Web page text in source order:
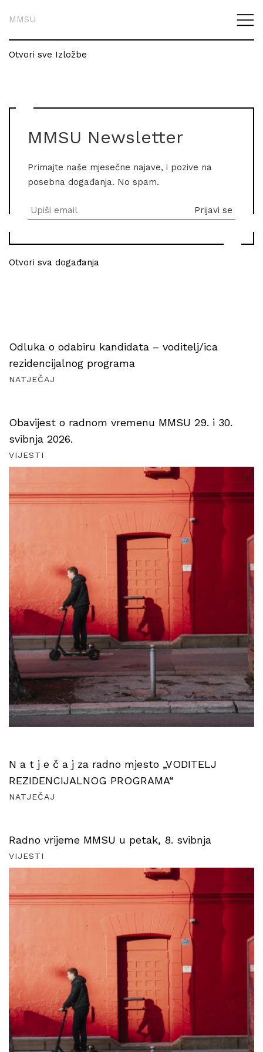
MMSU
Otvori sve Izložbe
MMSU Newsletter
Primajte naše mjesečne najave, i pozive na
posebna događanja. No spam.
Otvori sva događanja
Odluka o odabiru kandidata – voditelj/ica
rezidencijalnog programa
NATJEČAJ
Obavijest o radnom vremenu MMSU 29. i 30.
svibnja 2026.
VIJESTI
N a t j e č a j za radno mjesto „VODITELJ
REZIDENCIJALNOG PROGRAMA“
NATJEČAJ
Radno vrijeme MMSU u petak, 8. svibnja
VIJESTI